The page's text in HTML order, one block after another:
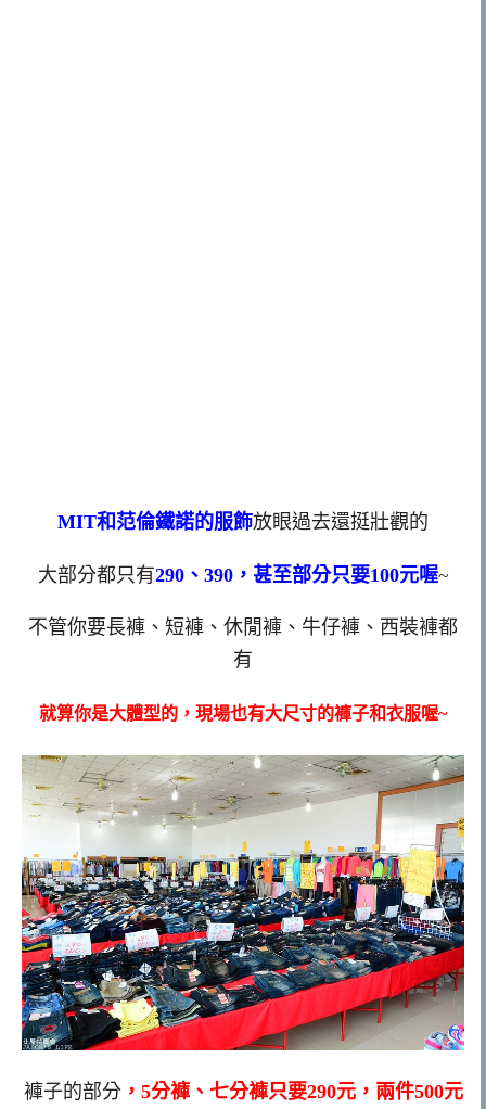
MIT和范倫鐵諾的服飾放眼過去還挺壯觀的
大部分都只有290、390，甚至部分只要100元喔~
不管你要長褲、短褲、休閒褲、牛仔褲、西裝褲都
有
就算你是大體型的，現場也有大尺寸的褲子和衣服喔~
褲子的部分，5分褲、七分褲只要290元，兩件500元